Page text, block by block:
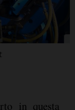
in questa